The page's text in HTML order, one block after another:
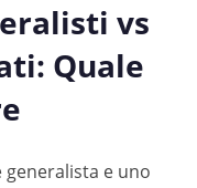
vs
Quale
e uno